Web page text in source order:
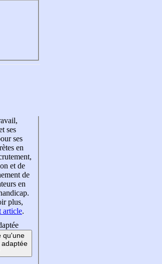
ses
ses
en
et de
de
en
plus,
article.
qu'une